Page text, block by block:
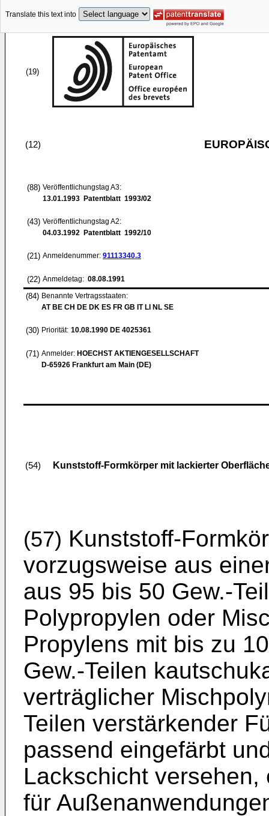
Translate this text into
(19)
(12)
(88) Veröffentlichungstag A3:
13.01.1993 Patentblatt 1993/02
(43) Veröffentlichungstag A2:
04.03.1992 Patentblatt 1992/10
(21) Anmeldenummer: 91113340.3
(22) Anmeldetag: 08.08.1991
(84) Benannte Vertragsstaaten:
AT BE CH DE DK ES FR GB IT LI NL SE
(30) Priorität: 10.08.1990 DE 4025361
(71) Anmelder: HOECHST AKTIENGESELLSCHAFT
D-65926 Frankfurt am Main (DE)
(54) Kunststoff-Formkörper mit lackierter
(57) Kunststoff-
vorzugsweise aus
aus 95 bis 50 Gew.-
Polypropylen oder
Propylens mit bis zu
Gew.-Teilen
verträglicher
Teilen verstärkender
passend eingefärbt
Lackschicht
für